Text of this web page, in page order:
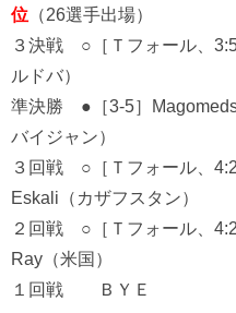
位 （26選手出場）
３決戦 ○［Ｔフォール、
ルドバ）
準決勝 ●［3-5］
バイジャン）
３回戦 ○［Ｔフォール、
Eskali（カザフスタン）
２回戦 ○［Ｔフォール、
Ray（米国）
１回戦 ＢＹＥ